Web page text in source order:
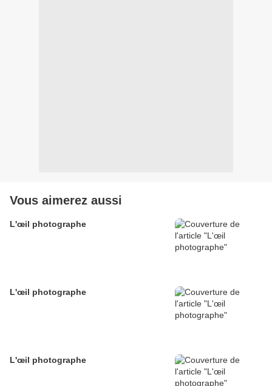
Vous aimerez aussi
L'œil photographe
L'œil photographe
L'œil photographe